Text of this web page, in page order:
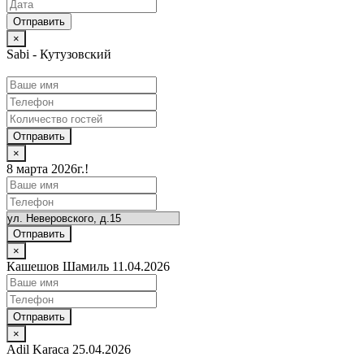
×
Sabi - Кутузовский
Отправить
×
8 марта 2026г.!
Отправить
×
Кашешов Шамиль 11.04.2026
Отправить
×
Adil Karaca 25.04.2026